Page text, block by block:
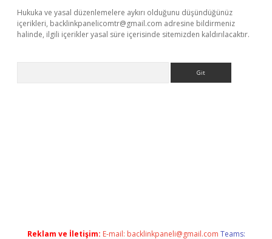
Hukuka ve yasal düzenlemelere aykırı olduğunu düşündüğünüz
içerikleri, backlinkpanelicomtr@gmail.com adresine bildirmeniz
halinde, ilgili içerikler yasal süre içerisinde sitemizden kaldırılacaktır.
Reklam ve İletişim: E-mail: backlinkpaneli@gmail.com Teams: